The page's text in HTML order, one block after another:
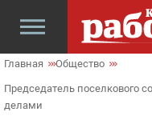
Главная Общество
Председатель поселкового
делами